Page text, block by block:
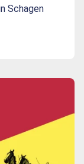
Schagen